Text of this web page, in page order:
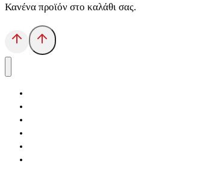
Κανένα προϊόν στο καλάθι σας.